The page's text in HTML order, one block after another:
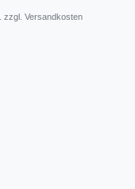
zzgl. Versandkosten